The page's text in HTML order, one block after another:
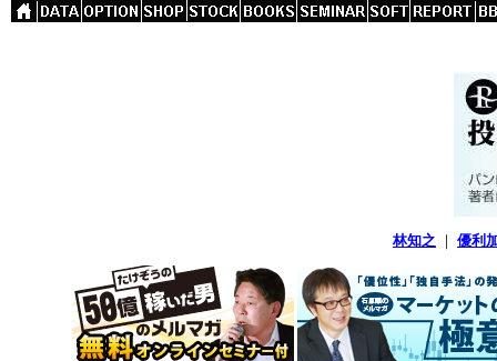
林知之 ｜ 優利